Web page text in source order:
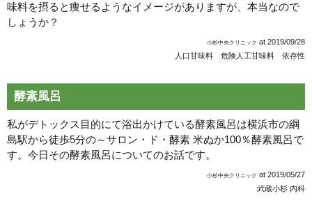
味料を摂ると痩せるようなイメージがありますが、本当なので
しょうか？
小杉中央クリニック at 2019/09/28
人口甘味料 危険 人工甘味料 依存性
酵素風呂
私がデトックス目的にて浴出かけている酵素風呂は横浜市の綱
島駅から徒歩5分の～サロン・ド・酵素 米ぬか100％酵素風呂で
す。今日その酵素風呂についてのお話です。
小杉中央クリニック at 2019/05/27
武蔵小杉 内科